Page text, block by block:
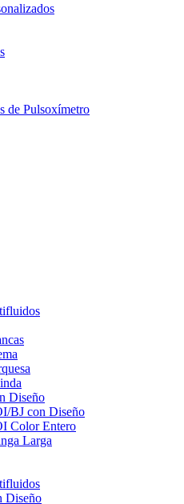
de Pulsoxímetro
Diseño
BJ con Diseño
Color Entero
Larga
Diseño